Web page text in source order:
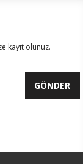
kayıt olunuz.
GÖNDER